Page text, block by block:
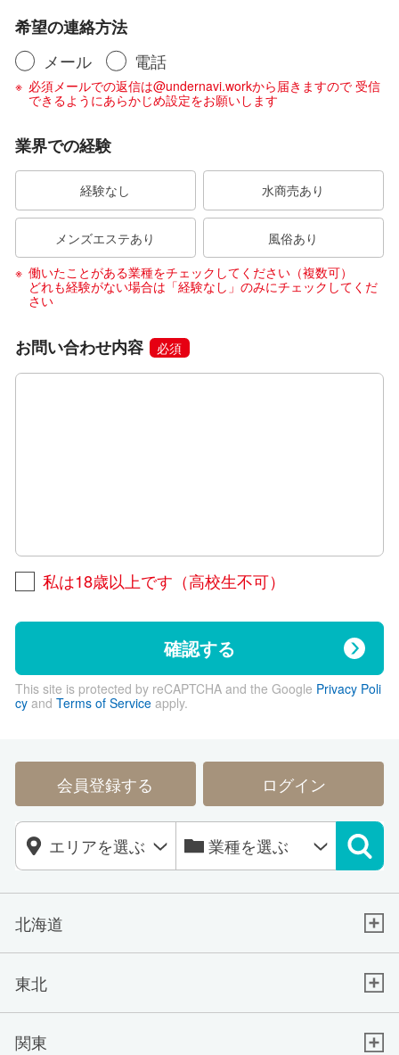
希望の連絡方法
メール
電話
必須メールでの返信は@undernavi.workから届きますので 受信
できるようにあらかじめ設定をお願いします
業界での経験
経験なし 水商売あり
メンズエステあり
風俗あり
働いたことがある業種をチェックしてください（複数可）
どれも経験がない場合は「経験なし」のみにチェックしてくだ
さい
お問い合わせ内容 必須
私は18歳以上です（高校生不可）
確認する
This site is protected by reCAPTCHA and the Google Privacy Poli
cyand Terms of Serviceapply.
会員登録する ログイン
北海道
東北
関東